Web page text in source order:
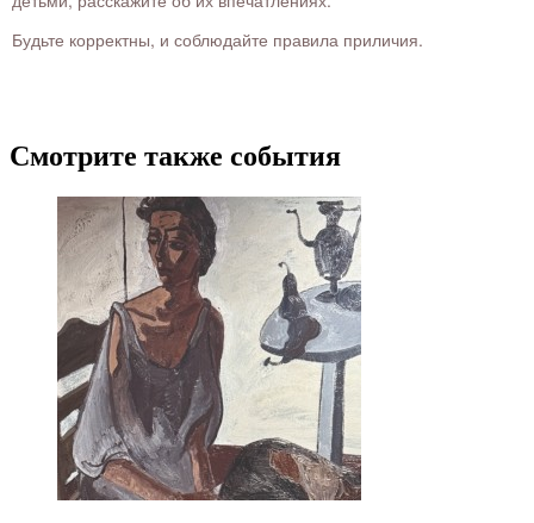
Будьте корректны, и соблюдайте правила приличия.
Смотрите также события